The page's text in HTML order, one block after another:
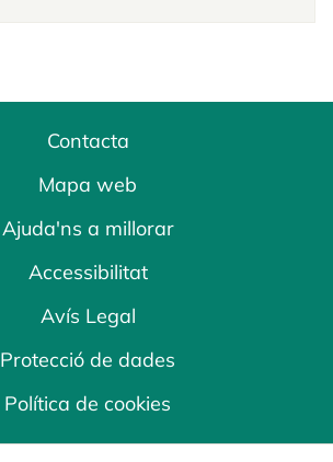
Contacta
Mapa web
Ajuda'ns a millorar
Accessibilitat
Avís Legal
Protecció de dades
Política de cookies